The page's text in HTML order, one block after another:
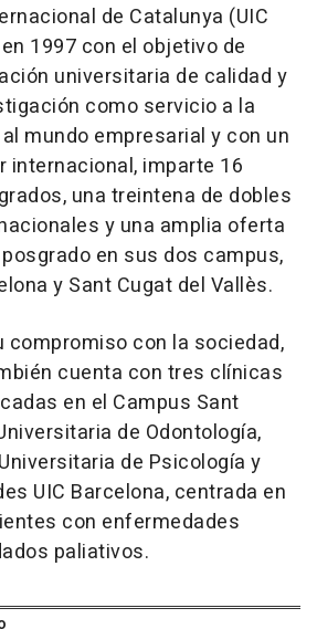
de Catalunya (UIC
1997 con el objetivo de
universitaria de calidad y
como servicio a la
mundo empresarial y con un
internacional, imparte 16
una treintena de dobles
y una amplia oferta
en sus dos campus,
y Sant Cugat del Vallès.
compromiso con la sociedad,
cuenta con tres clínicas
en el Campus Sant
de Odontología,
de Psicología y
UIC Barcelona, centrada en
con enfermedades
paliativos.